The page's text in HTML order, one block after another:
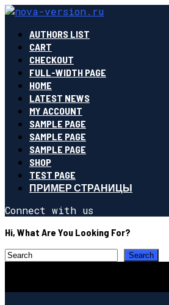
AUTHORS LIST
CART
CHECKOUT
FULL-WIDTH PAGE
HOME
LATEST NEWS
MY ACCOUNT
SAMPLE PAGE
SAMPLE PAGE
SAMPLE PAGE
SHOP
TEST PAGE
ПРИМЕР СТРАНИЦЫ
Connect with us
Hi, What Are You Looking For?